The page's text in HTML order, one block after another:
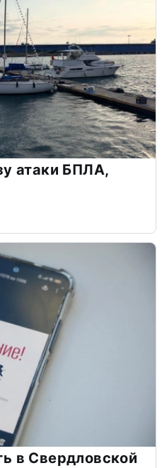
атаки БПЛА,
в Свердловской